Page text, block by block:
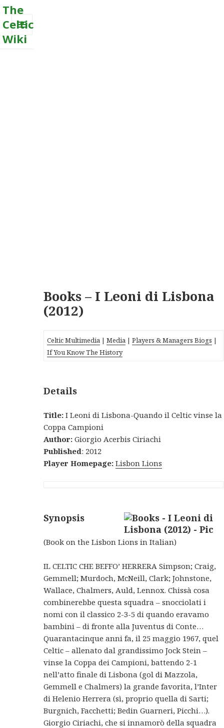
The
Celtic
Wiki
MENU
Books – I Leoni di Lisbona
(2012)
Celtic Multimedia |Media |Players & Managers Biogs |
If You Know The History
Details
Title: I Leoni di Lisbona-Quando il Celtic vinse la
Coppa Campioni
Author:Giorgio Acerbis Ciriachi
Published: 2012
Player Homepage:Lisbon Lions
Synopsis
(Book on the Lisbon Lions in Italian)
IL CELTIC CHE BEFFO’ HERRERA Simpson; Craig,
Gemmell; Murdoch, McNeill, Clark; Johnstone,
Wallace, Chalmers, Auld, Lennox. Chissà cosa
combinerebbe questa squadra – snocciolati i
nomi con il classico 2-3-5 di quando eravamo
bambini – di fronte alla Juventus di Conte…
Quarantacinque anni fa, il 25 maggio 1967, quel
Celtic – allenato dal grandissimo Jock Stein –
vinse la Coppa dei Campioni, battendo 2-1
nell’atto finale di Lisbona (gol di Mazzola,
Gemmell e Chalmers) la grande favorita, l’Inter
di Helenio Herrera (sì, proprio quella di Sarti;
Burgnich, Facchetti; Bedin Guarneri, Picchi…).
Giorgio Ciriachi, che si innamorò della squadra